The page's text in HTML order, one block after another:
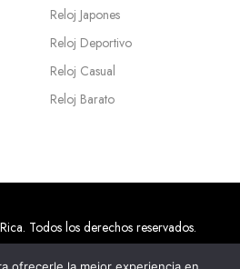
Reloj Japones
Reloj Deportivo
Reloj Casual
Reloj Barato
Todos los derechos reservados.